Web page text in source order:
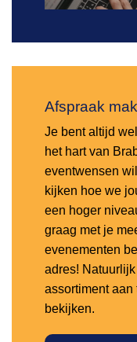
Afspraak
Je bent altijd
het hart van
eventwensen
kijken hoe we
een hoger
graag met je
evenementen
adres!
assortiment
bekijken.